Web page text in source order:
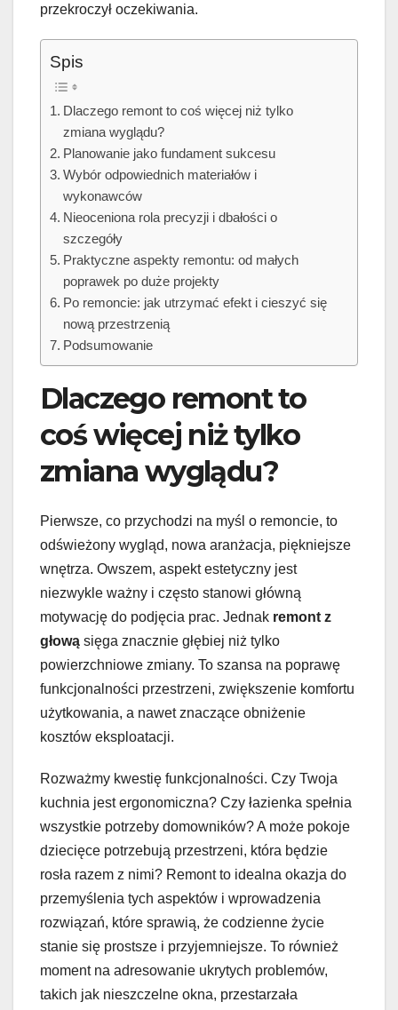
przekroczył oczekiwania.
Spis
Dlaczego remont to coś więcej niż tylko
zmiana wyglądu?
Planowanie jako fundament sukcesu
Wybór odpowiednich materiałów i
wykonawców
Nieoceniona rola precyzji i dbałości o
szczegóły
Praktyczne aspekty remontu: od małych
poprawek po duże projekty
Po remoncie: jak utrzymać efekt i cieszyć się
nową przestrzenią
Podsumowanie
Dlaczego remont to
coś więcej niż tylko
zmiana wyglądu?
Pierwsze, co przychodzi na myśl o remoncie, to
odświeżony wygląd, nowa aranżacja, piękniejsze
wnętrza. Owszem, aspekt estetyczny jest
niezwykle ważny i często stanowi główną
motywację do podjęcia prac. Jednak remont z
głową sięga znacznie głębiej niż tylko
powierzchniowe zmiany. To szansa na poprawę
funkcjonalności przestrzeni, zwiększenie komfortu
użytkowania, a nawet znaczące obniżenie
kosztów eksploatacji.
Rozważmy kwestię funkcjonalności. Czy Twoja
kuchnia jest ergonomiczna? Czy łazienka spełnia
wszystkie potrzeby domowników? A może pokoje
dziecięce potrzebują przestrzeni, która będzie
rosła razem z nimi? Remont to idealna okazja do
przemyślenia tych aspektów i wprowadzenia
rozwiązań, które sprawią, że codzienne życie
stanie się prostsze i przyjemniejsze. To również
moment na adresowanie ukrytych problemów,
takich jak nieszczelne okna, przestarzała